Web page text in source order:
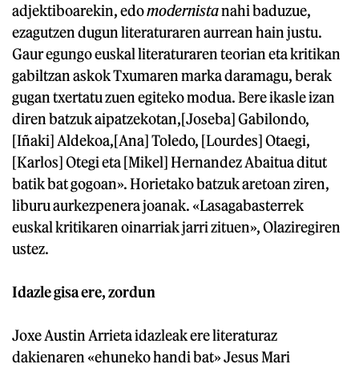
adjektiboarekin, edomodernistanahi baduzue,
ezagutzen dugun literaturaren aurrean hain justu.
Gaur egungo euskal literaturaren teorian eta kritikan
gabiltzan askok Txumaren marka daramagu, berak
gugan txertatu zuen egiteko modua. Bere ikasle izan
diren batzuk aipatzekotan,[Joseba] Gabilondo,
[Iñaki] Aldekoa,[Ana] Toledo, [Lourdes] Otaegi,
[Karlos] Otegi eta [Mikel] Hernandez Abaitua ditut
batik bat gogoan». Horietako batzuk aretoan ziren,
liburu aurkezpenera joanak. «Lasagabasterrek
euskal kritikaren oinarriak jarri zituen», Olaziregiren
ustez.
Idazle gisa ere, zordun
Joxe Austin Arrieta idazleak ere literaturaz
dakienaren «ehuneko handi bat» Jesus Mari